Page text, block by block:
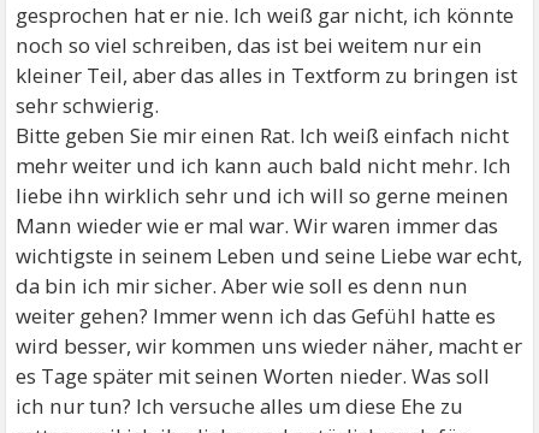
gesprochen hat er nie. Ich weiß gar nicht, ich könnte
noch so viel schreiben, das ist bei weitem nur ein
kleiner Teil, aber das alles in Textform zu bringen ist
sehr schwierig.
Bitte geben Sie mir einen Rat. Ich weiß einfach nicht
mehr weiter und ich kann auch bald nicht mehr. Ich
liebe ihn wirklich sehr und ich will so gerne meinen
Mann wieder wie er mal war. Wir waren immer das
wichtigste in seinem Leben und seine Liebe war echt,
da bin ich mir sicher. Aber wie soll es denn nun
weiter gehen? Immer wenn ich das Gefühl hatte es
wird besser, wir kommen uns wieder näher, macht er
es Tage später mit seinen Worten nieder. Was soll
ich nur tun? Ich versuche alles um diese Ehe zu